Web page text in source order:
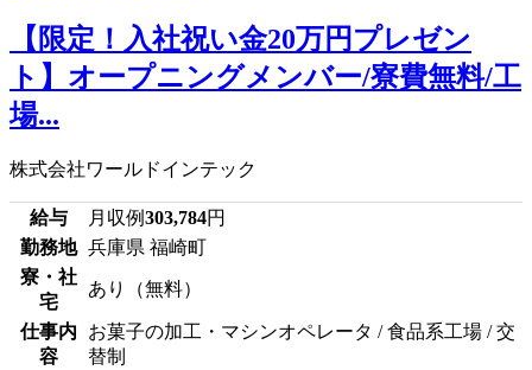
【限定！入社祝い金20万円プレゼン
ト】オープニングメンバー/寮費無料/工
場...
株式会社ワールドインテック
給与 月収例303,784円
勤務地 兵庫県 福崎町
寮・社
宅
あり（無料）
仕事内
容
お菓子の加工・マシンオペレータ / 食品系工場 / 交
替制